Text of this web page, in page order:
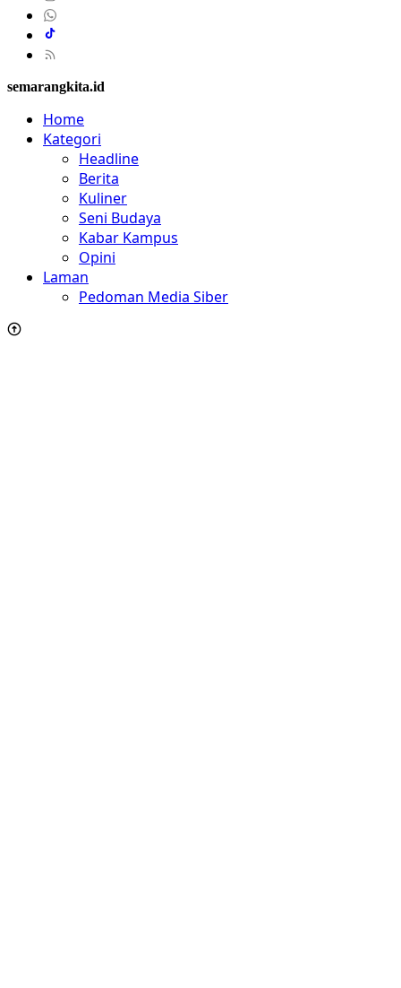
semarangkita.id
Home
Kategori
Headline
Berita
Kuliner
Seni Budaya
Kabar Kampus
Opini
Laman
Pedoman Media Siber